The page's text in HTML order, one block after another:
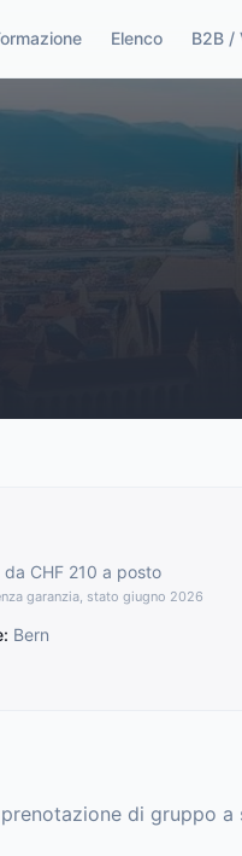
Elenco B2B /
da CHF 210 a posto
garanzia, stato giugno 2026
: Bern
di gruppo a